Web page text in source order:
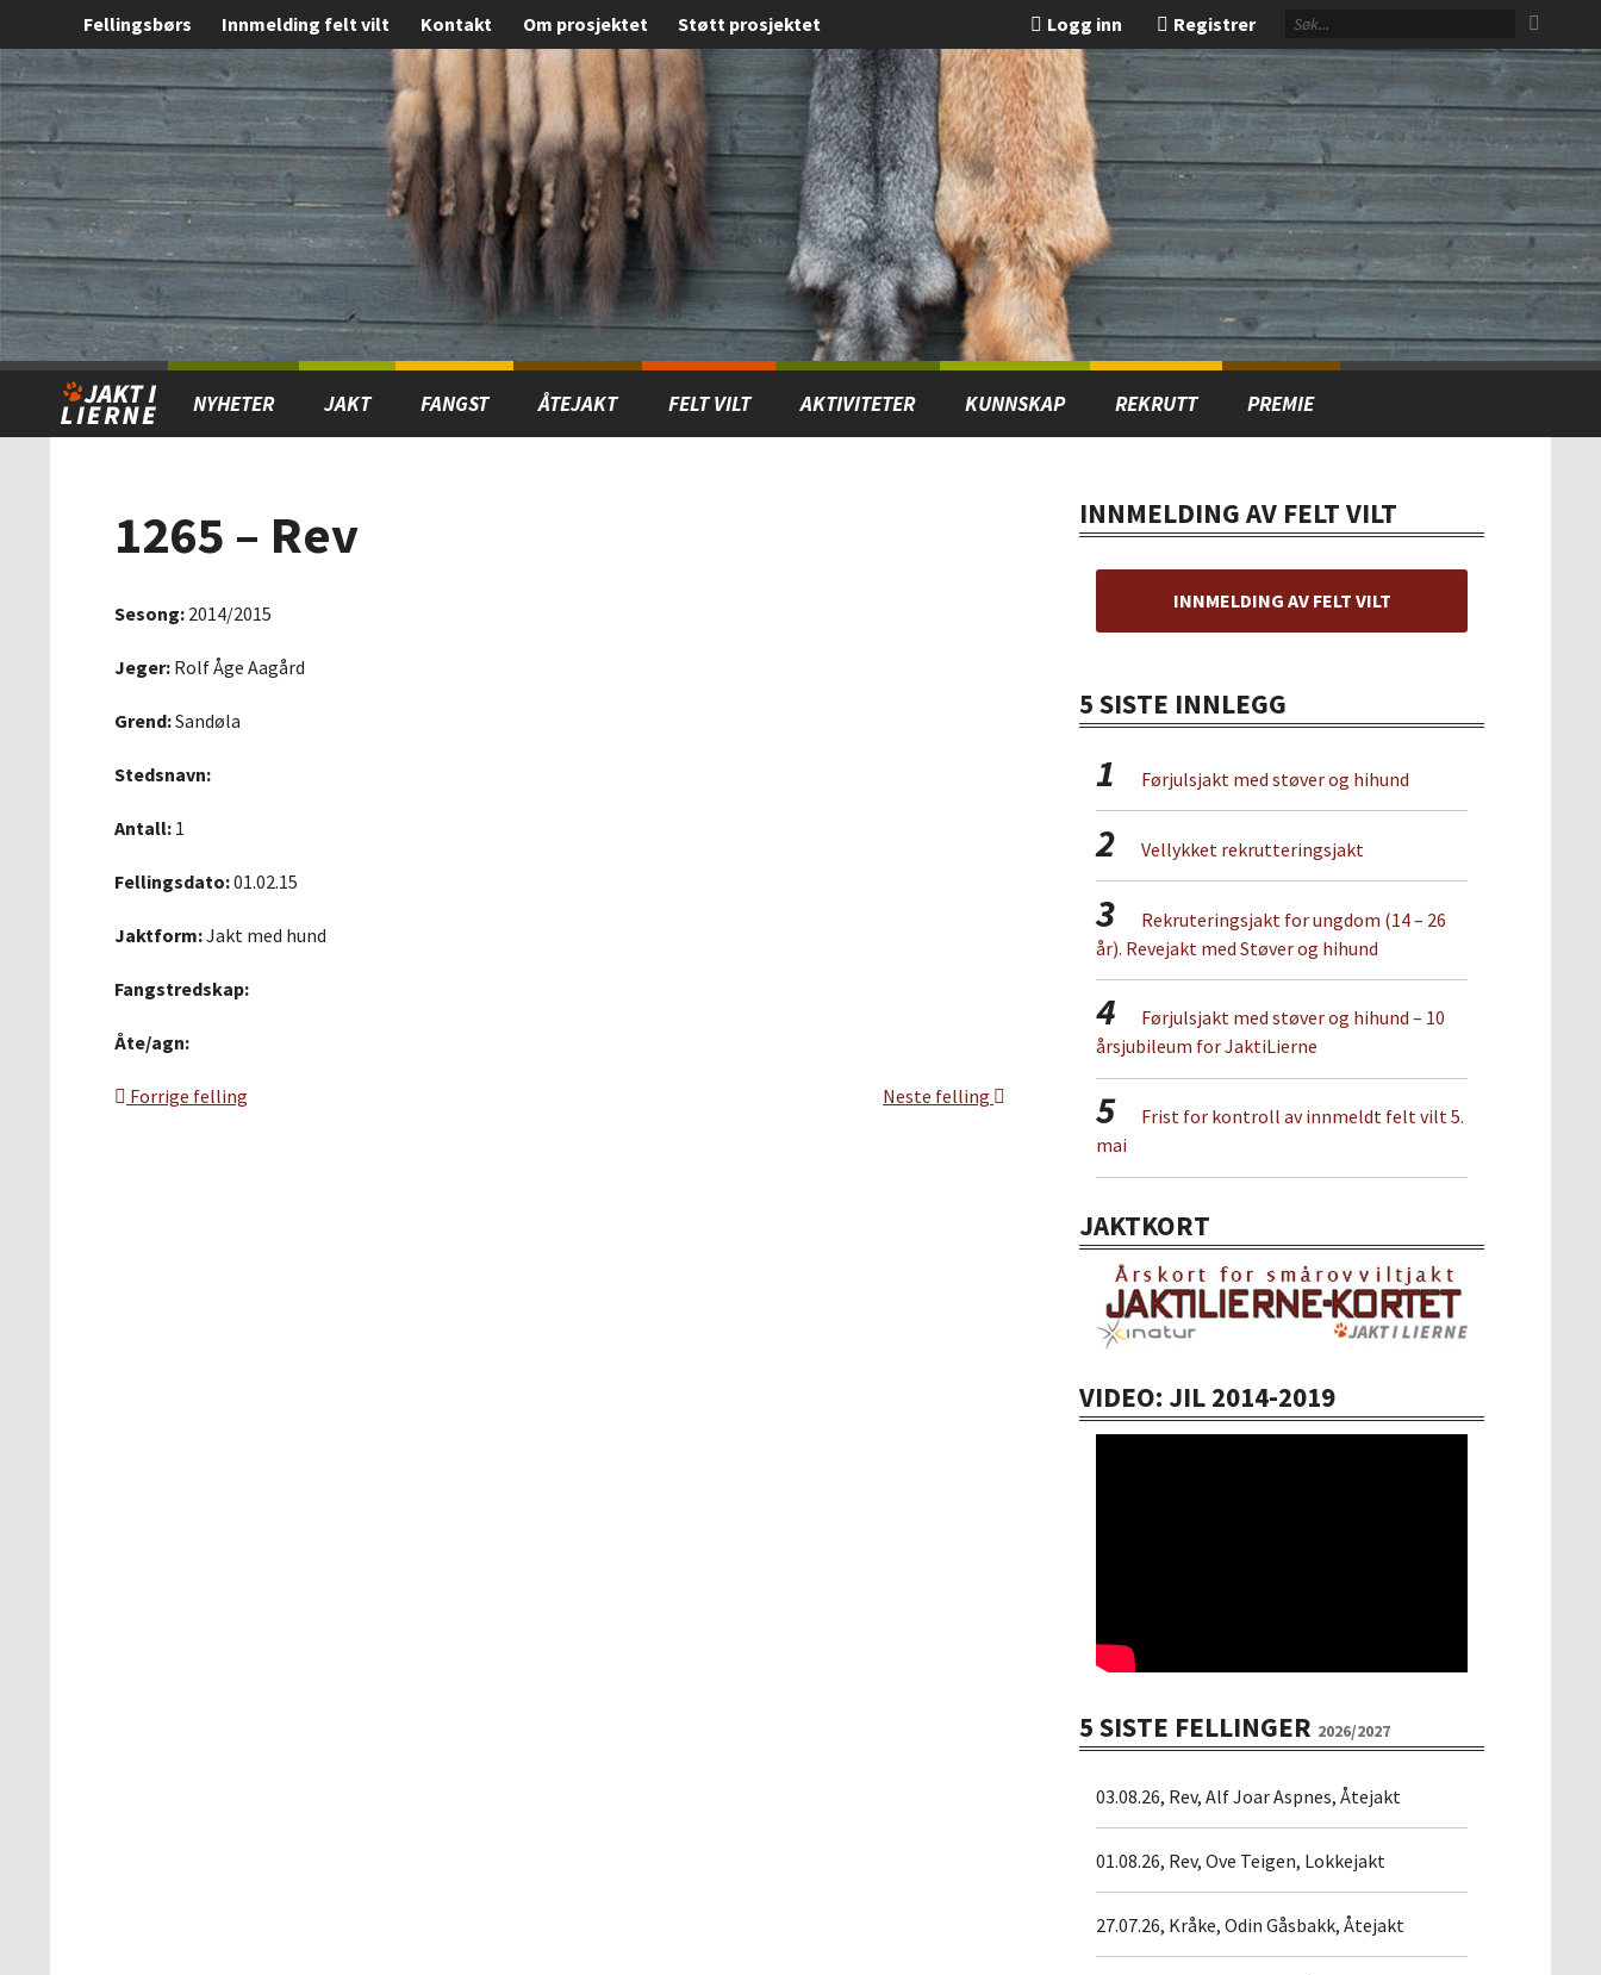
Gå
til
innholdet
Forstørre
skrift
Fellingsbørs Innmelding felt vilt Kontakt Om prosjektet Støtt prosjektet Registrer
Logg inn
NYHETER JAKT FANGST ÅTEJAKT FELT VILT AKTIVITETER KUNNSKAP REKRUTT PREMIE
1265 – Rev
Sesong: 2014/2015
Jeger: Rolf Åge Aagård
Grend:Sandøla
Stedsnavn:
Antall: 1
Fellingsdato:01.02.15
Jaktform:Jakt med hund
Fangstredskap:
Åte/agn:
Forrige felling Neste felling
INNMELDING AV FELT VILT
INNMELDING AV FELT VILT
5 SISTE INNLEGG
1 Førjulsjakt med støver og hihund
2 Vellykket rekrutteringsjakt
3
Rekruteringsjakt for ungdom (14 – 26
år). Revejakt med Støver og hihund
4
Førjulsjakt med støver og hihund – 10
årsjubileum for JaktiLierne
5
Frist for kontroll av innmeldt felt vilt 5.
mai
JAKTKORT
VIDEO: JIL 2014-2019
5 SISTE FELLINGER 2026/2027
03.08.26, Rev, Alf Joar Aspnes, Åtejakt
01.08.26, Rev, Ove Teigen, Lokkejakt
27.07.26, Kråke, Odin Gåsbakk, Åtejakt